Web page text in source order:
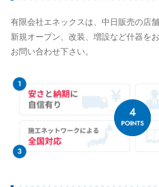
有限会社エネックスは、中日販売の店
新規オープン、改装、増設など什器を
お問い合わせ下さい。